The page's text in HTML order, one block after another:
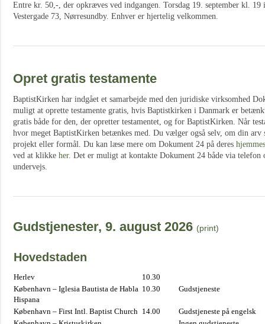
Entre kr. 50,-, der opkræves ved indgangen. Torsdag 19. september kl.
Vestergade 73, Nørresundby. Enhver er hjertelig velkommen.
Opret gratis testamente
BaptistKirken har indgået et samarbejde med den juridiske virksomhed
muligt at oprette testamente gratis, hvis Baptistkirken i Danmark er
gratis både for den, der opretter testamentet, og for BaptistKirken. Når
hvor meget BaptistKirken betænkes med. Du vælger også selv, om din arv
projekt eller formål. Du kan læse mere om Dokument 24 på deres
ved at klikke her. Det er muligt at kontakte Dokument 24 både via telefon
undervejs.
Gudstjenester, 9. august 2026 (print)
Hovedstaden
Herlev
10.30
København – Iglesia Bautista de Habla
Hispana
10.30 Gudstjeneste
København – First Intl. Baptist Church 14.00
Gudstjeneste på engelsk